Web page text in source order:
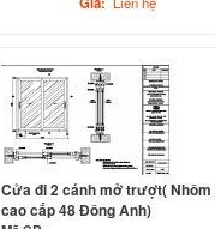
Cửa đi 2 cánh mở trượt( Nhôm
cao cấp 48 Đông Anh)